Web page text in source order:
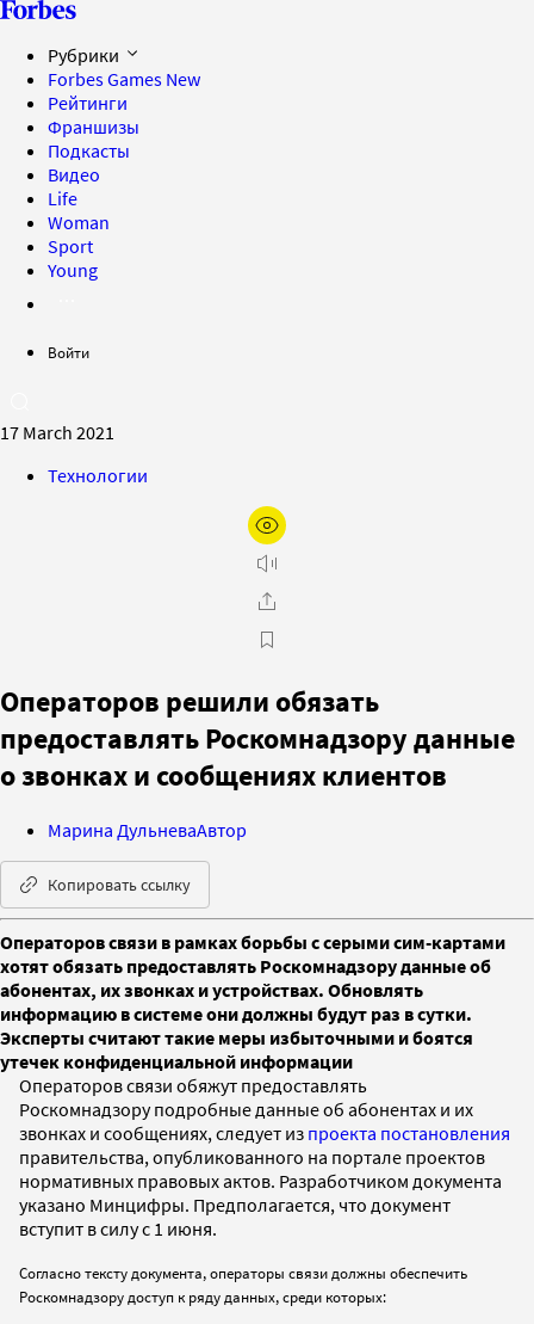
Рубрики
Forbes Games New
Рейтинги
Франшизы
Подкасты
Видео
Life
Woman
Sport
Young
Войти
17 March 2021
Технологии
Операторов решили обязать
предоставлять Роскомнадзору данные
о звонках и сообщениях клиентов
Марина ДульневаАвтор
Копировать ссылку
Операторов связи в рамках борьбы с серыми сим-картами
хотят обязать предоставлять Роскомнадзору данные об
абонентах, их звонках и устройствах. Обновлять
информацию в системе они должны будут раз в сутки.
Эксперты считают такие меры избыточными и боятся
утечек конфиденциальной информации
Операторов связи обяжут предоставлять
Роскомнадзору подробные данные об абонентах и их
звонках и сообщениях, следует из проекта постановления
правительства, опубликованного на портале проектов
нормативных правовых актов. Разработчиком документа
указано Минцифры. Предполагается, что документ
вступит в силу с 1 июня.
Согласно тексту документа, операторы связи должны обеспечить
Роскомнадзору доступ к ряду данных, среди которых: